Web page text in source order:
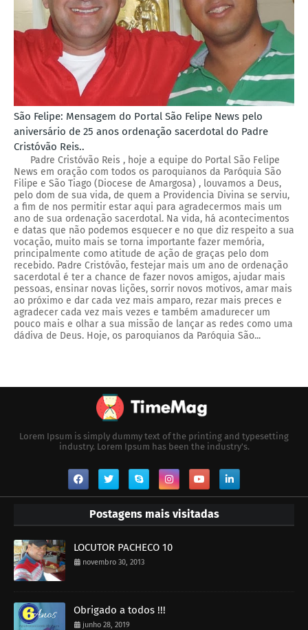
São Felipe: Mensagem do Portal São Felipe News pelo
aniversário de 25 anos ordenação sacerdotal do Padre
Cristóvão Reis..
Padre Cristóvão Reis , hoje a equipe do Portal São Felipe
News em oração com todos os paroquianos da Paróquia São
Filipe e São Tiago (Diocese de Amargosa) , louvamos a Deus,
pelo dom de sua vida, de quem a Providencia Divina se serviu,
a fim de nos permitir estar aqui para agradecermos mais um
ano de sua ordenação sacerdotal. Na vida, há acontecimentos
e datas que não podemos esquecer e no que diz respeito a sua
vocação, muito mais se torna importante fazer memória,
principalmente como atitude de ação de graças pelo dom
recebido. Padre Cristóvão, festejar mais um ano de ordenação
sacerdotal é ter a chance de fazer novos amigos, ajudar mais
pessoas, ensinar novas lições, sorrir novos motivos, amar mais
ao próximo e dar cada vez mais amparo, rezar mais preces e
agradecer cada vez mais vezes e também amadurecer um
pouco mais e olhar a sua missão de lançar as redes como uma
dádiva de Deus. Hoje, os paroquianos da Paróquia São...
Lorem Ipsum is simply dummy text of the printing and typesetting
industry. Lorem Ipsum has been the industry's.
Postagens mais visitadas
LOCUTOR PACHECO 10
novembro 30, 2013
Obrigado a todos !!!
junho 28, 2019